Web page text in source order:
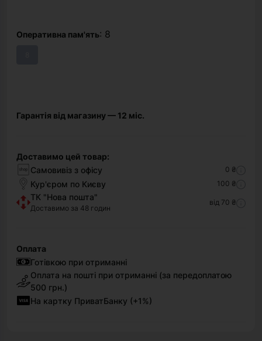
Оперативна пам'ять: 8
Гарантія від магазину — 12 міс.
Доставимо цей товар:
Самовивіз з офісу
0 ₴
Кур'єром по Києву 100 ₴
ТК "Нова пошта"
Доставимо за 48 годин
від 70 ₴
Оплата
Готівкою при отриманні
Оплата на пошті при отриманні (за передоплатою
500 грн.)
На картку ПриватБанку (+1%)